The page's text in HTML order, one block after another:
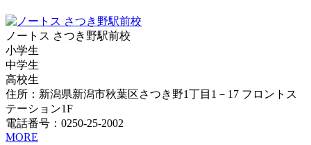
ノートス さつき野駅前校
小学生
中学生
高校生
住所：新潟県新潟市秋葉区さつき野1丁目1－17 フロントス
テーション1F
電話番号：0250-25-2002
MORE